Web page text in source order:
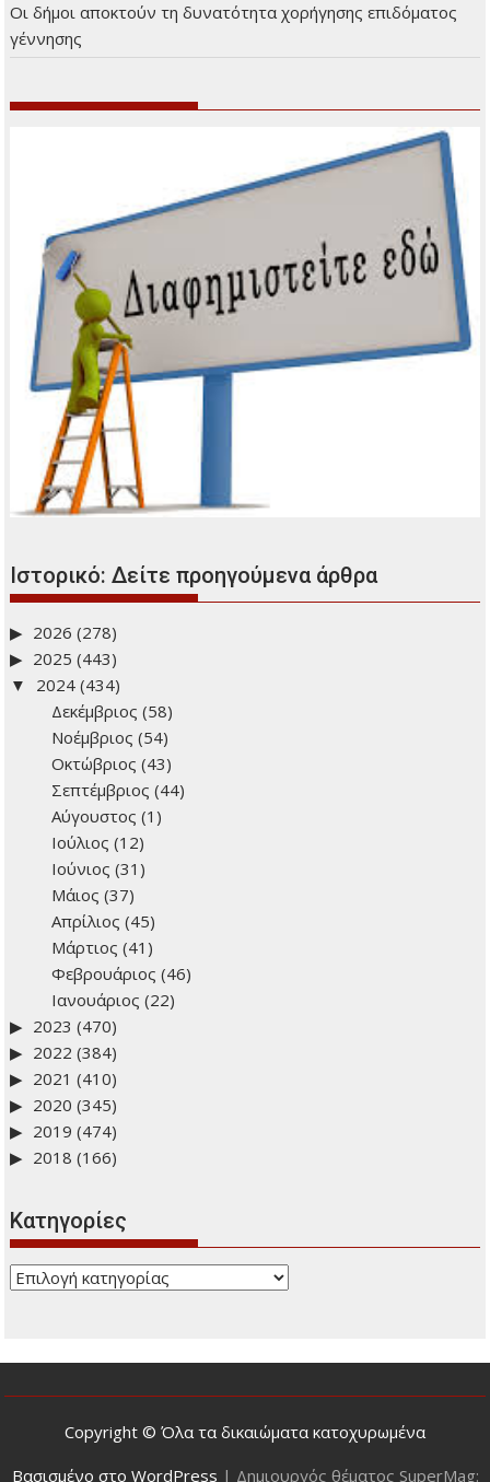
Οι δήμοι αποκτούν τη δυνατότητα χορήγησης επιδόματος
γέννησης
Ιστορικό: Δείτε προηγούμενα άρθρα
2026 (278)
2025 (443)
2024 (434)
Δεκέμβριος (58)
Νοέμβριος (54)
Οκτώβριος (43)
Σεπτέμβριος (44)
Αύγουστος (1)
Ιούλιος (12)
Ιούνιος (31)
Μάιος (37)
Απρίλιος (45)
Μάρτιος (41)
Φεβρουάριος (46)
Ιανουάριος (22)
2023 (470)
2022 (384)
2021 (410)
2020 (345)
2019 (474)
2018 (166)
Kατηγορίες
Kατηγορίες
Copyright © Όλα τα δικαιώματα κατοχυρωμένα
Βασισμένο στο WordPress | Δημιουργός θέματος SuperMag: